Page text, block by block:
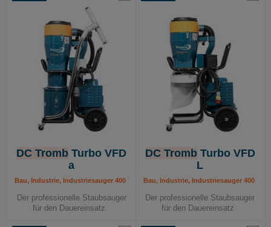
DC Tromb Turbo VFD
a
Bau, Industrie, Industriesauger 400 V, Mobile Absauggeräte
Der professionelle Staubsauger
für den Dauereinsatz
DC TrombTurbo VFD
L
Bau, Industrie, Industriesauger 400 V,
Der professionelle Staubsauger
für den Dauereinsatz